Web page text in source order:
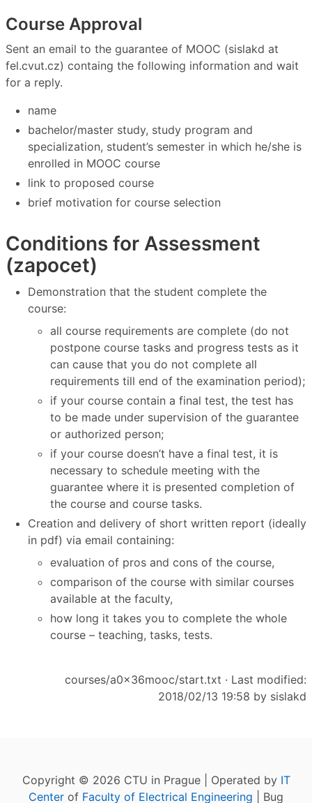
Course Approval
Sent an email to the guarantee of MOOC (sislakd at
fel.cvut.cz) containg the following information and wait
for a reply.
name
bachelor/master study, study program and
specialization, student’s semester in which he/she is
enrolled in MOOC course
link to proposed course
brief motivation for course selection
Conditions for Assessment
(zapocet)
Demonstration that the student complete the
course:
all course requirements are complete (do not
postpone course tasks and progress tests as it
can cause that you do not complete all
requirements till end of the examination period);
if your course contain a final test, the test has
to be made under supervision of the guarantee
or authorized person;
if your course doesn’t have a final test, it is
necessary to schedule meeting with the
guarantee where it is presented completion of
the course and course tasks.
Creation and delivery of short written report (ideally
in pdf) via email containing:
evaluation of pros and cons of the course,
comparison of the course with similar courses
available at the faculty,
how long it takes you to complete the whole
course – teaching, tasks, tests.
courses/a0x36mooc/start.txt · Last modified:
2018/02/13 19:58 by sislakd
Copyright © 2026 CTU in Prague | Operated by IT
Center of Faculty of Electrical Engineering | Bug